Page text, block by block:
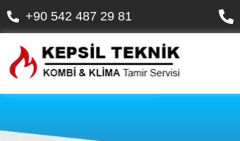
+90 542 487 29 81